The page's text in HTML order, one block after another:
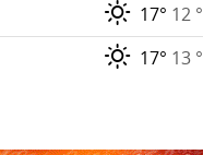
17° 12 °
17° 13 °